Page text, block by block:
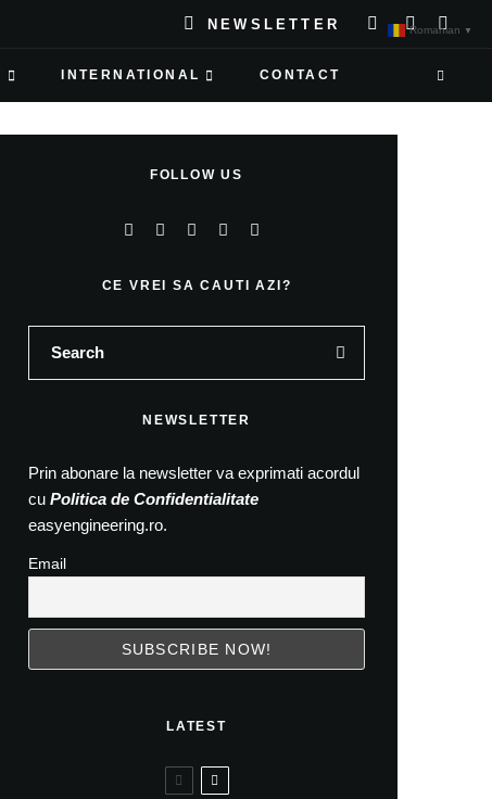
NEWSLETTER
INTERNATIONAL CONTACT
FOLLOW US
CE VREI SA CAUTI AZI?
NEWSLETTER
Prin abonare la newsletter va exprimati acordul
cu Politica de Confidentialitate
easyengineering.ro.
Email
LATEST
Romanian ▼